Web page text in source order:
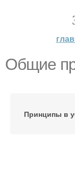
Общие
Принципы в